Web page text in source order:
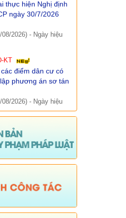
số liệu thống kê
quy phạm pháp luật
tác
chương trình, đề tài khoa học
2026) -Ngày hiệu
phương án sơ tán
08/2026) -Ngày hiệu
kết quả rà soát các
cơ sở dữ liệu, nền
lý, vận hành
Lở Lầu)
2026) -Ngày hiệu
Về việc ban hành
hoạt động của
tử xã Sì Lở Lầu)